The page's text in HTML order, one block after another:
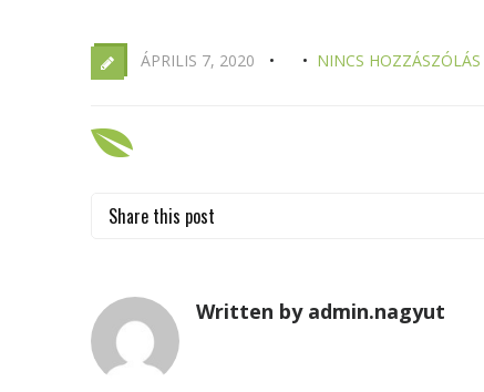
ÁPRILIS 7, 2020 NINCS HOZZÁSZÓLÁS
Share this post
Written by admin.nagyut